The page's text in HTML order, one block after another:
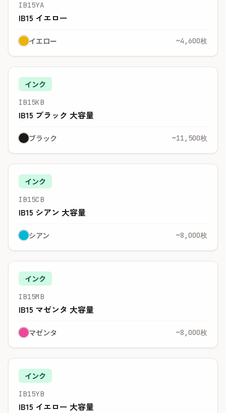
IB15YA
IB15 イエロー
イエロー ~4,600枚
インク
IB15KB
IB15 ブラック 大容量
ブラック ~11,500枚
インク
IB15CB
IB15 シアン 大容量
シアン ~8,000枚
インク
IB15MB
IB15 マゼンタ 大容量
マゼンタ ~8,000枚
インク
IB15YB
IB15 イエロー 大容量